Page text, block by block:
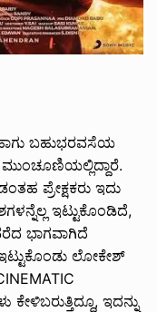
ಬಹುಭರವಸೆಯ
ಪ್ರೇಕ್ಷಕರು ಇದು
ಇಟ್ಟುಕೊಂಡಿದೆ,
ಭಾಗವಾಗಿದೆ
ಇಟ್ಟುಕೊಂಡು ಲೋಕೇಶ್
ಇದನ್ನು